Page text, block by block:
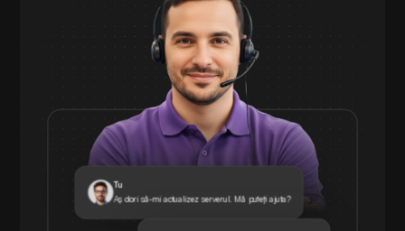
Tu
Aș dori să-mi actualizez serverul. Mă puteți ajuta?